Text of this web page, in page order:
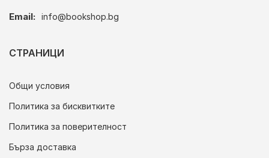
Email: info@bookshop.bg
СТРАНИЦИ
Общи условия
Политика за бисквитките
Политика за поверителност
Бърза доставка